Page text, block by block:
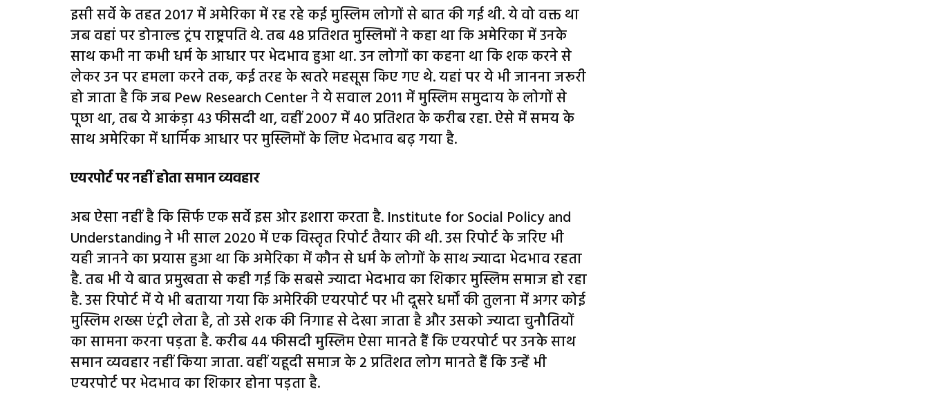
इसी सर्वे के तहत 2017 में अमेरिका में रह रहे कई मुस्लिम लोगों से बात की गई थी. ये वो वक्त था
जब वहां पर डोनाल्ड ट्रंप राष्ट्रपति थे. तब 48 प्रतिशत मुस्लिमों ने कहा था कि अमेरिका में उनके
साथ कभी ना कभी धर्म के आधार पर भेदभाव हुआ था. उन लोगों का कहना था कि शक करने से
लेकर उन पर हमला करने तक, कई तरह के खतरे महसूस किए गए थे. यहां पर ये भी जानना जरूरी
हो जाता है कि जब Pew Research Center ने ये सवाल 2011 में मुस्लिम समुदाय के लोगों से
पूछा था, तब ये आकंड़ा 43 फीसदी था, वहीं 2007 में 40 प्रतिशत के करीब रहा. ऐसे में समय के
साथ अमेरिका में धार्मिक आधार पर मुस्लिमों के लिए भेदभाव बढ़ गया है.
एयरपोर्ट पर नहीं होता समान व्यवहार
अब ऐसा नहीं है कि सिर्फ एक सर्वे इस ओर इशारा करता है. Institute for Social Policy and
Understanding ने भी साल 2020 में एक विस्तृत रिपोर्ट तैयार की थी. उस रिपोर्ट के जरिए भी
यही जानने का प्रयास हुआ था कि अमेरिका में कौन से धर्म के लोगों के साथ ज्यादा भेदभाव रहता
है. तब भी ये बात प्रमुखता से कही गई कि सबसे ज्यादा भेदभाव का शिकार मुस्लिम समाज हो रहा
है. उस रिपोर्ट में ये भी बताया गया कि अमेरिकी एयरपोर्ट पर भी दूसरे धर्मों की तुलना में अगर कोई
मुस्लिम शख्स एंट्री लेता है, तो उसे शक की निगाह से देखा जाता है और उसको ज्यादा चुनौतियों
का सामना करना पड़ता है. करीब 44 फीसदी मुस्लिम ऐसा मानते हैं कि एयरपोर्ट पर उनके साथ
समान व्यवहार नहीं किया जाता. वहीं यहूदी समाज के 2 प्रतिशत लोग मानते हैं कि उन्हें भी
एयरपोर्ट पर भेदभाव का शिकार होना पड़ता है.